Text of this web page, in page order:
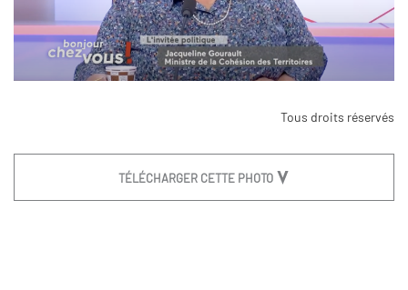
Tous droits réservés
TÉLÉCHARGER CETTE PHOTO